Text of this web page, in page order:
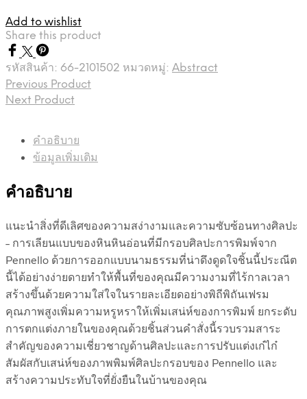
Add to wishlist
Share this product
รหัสสินค้า: 66-2101502 หมวดหมู่: Abstract
Previous Product
Next Product
คำอธิบาย
ข้อมูลเพิ่มเติม
คำอธิบาย
แนะนำสิ่งที่ดีเลิศของความสง่างามและความซับซ้อนทางศิลปะ
– การเลียนแบบของหินหินอ่อนที่มีกรอบศิลปะการพิมพ์จาก
Pennello ด้วยการออกแบบนามธรรมที่น่าดึงดูดใจชิ้นนี้ประณีต
นี้ได้อย่างง่ายดายทำให้พื้นที่ของคุณมีความงามที่ไร้กาลเวลา
สร้างขึ้นด้วยความใส่ใจในรายละเอียดอย่างพิถีพิถันเฟรม
คุณภาพสูงเพิ่มความหรูหราให้เพิ่มเสน่ห์ของการพิมพ์ ยกระดับ
การตกแต่งภายในของคุณด้วยชิ้นส่วนคำสั่งนี้รวบรวมสาระ
สำคัญของความเชี่ยวชาญด้านศิลปะและการปรับแต่งเก๋ไก๋
สัมผัสกับเสน่ห์ของภาพพิมพ์ศิลปะกรอบของ Pennello และ
สร้างความประทับใจที่ยั่งยืนในบ้านของคุณ